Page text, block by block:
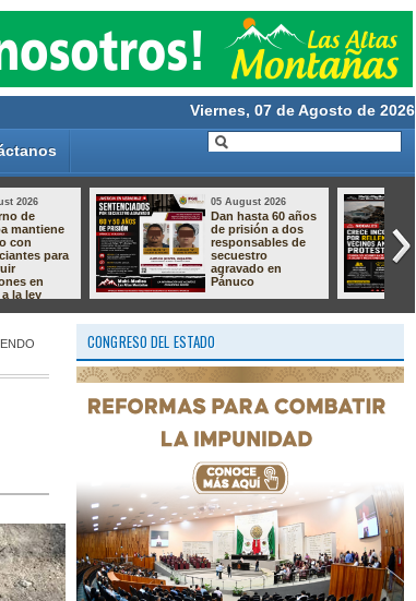
Viernes, 07 de Agosto de 2026
05 August 2026
Crece el
descontento por el
relleno sanitario de
Nogales; vecinos
preparan protesta
por presuntas
afectaciones
05 August 2026
Aprende a crear la
magia de nuestras
tradiciones!
CONGRESO DEL ESTADO